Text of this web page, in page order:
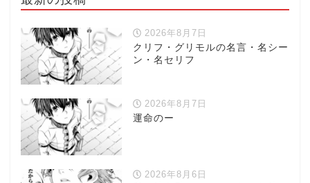
2026年8月7日
クリフ・グリモルの名言・名シー
ン・名セリフ
2026年8月7日
運命のー
2026年8月6日